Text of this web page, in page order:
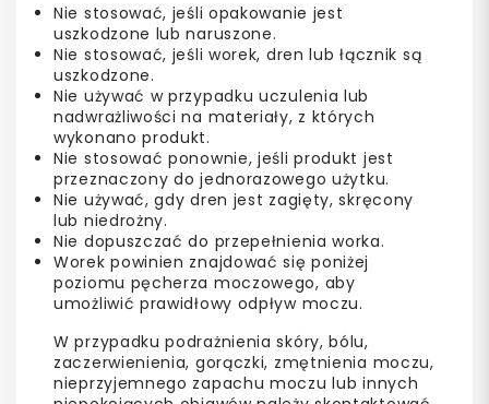
Nie stosować, jeśli opakowanie jest
uszkodzone lub naruszone.
Nie stosować, jeśli worek, dren lub łącznik są
uszkodzone.
Nie używać w przypadku uczulenia lub
nadwrażliwości na materiały, z których
wykonano produkt.
Nie stosować ponownie, jeśli produkt jest
przeznaczony do jednorazowego użytku.
Nie używać, gdy dren jest zagięty, skręcony
lub niedrożny.
Nie dopuszczać do przepełnienia worka.
Worek powinien znajdować się poniżej
poziomu pęcherza moczowego, aby
umożliwić prawidłowy odpływ moczu.
W przypadku podrażnienia skóry, bólu,
zaczerwienienia, gorączki, zmętnienia moczu,
nieprzyjemnego zapachu moczu lub innych